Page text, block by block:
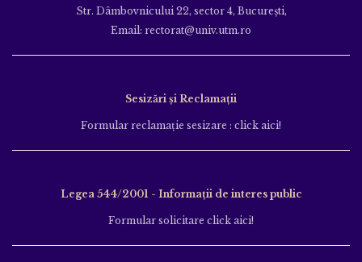
Str. Dâmbovnicului 22, sector 4, București,
Email: rectorat@univ.utm.ro
Sesizări și Reclamații
Formular reclamație sesizare : click aici!
Legea 544/2001 - Informații de interes public
Formular solicitare click aici!